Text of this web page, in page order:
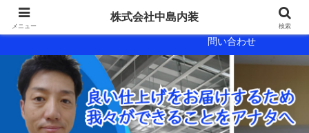
問い合わせ
メニュー
株式会社中島内装
検索